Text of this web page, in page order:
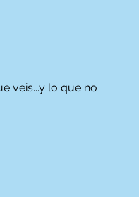
veis...y lo que no